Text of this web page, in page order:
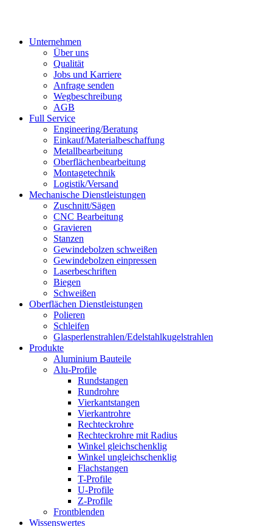
Unternehmen
Über uns
Qualität
Jobs und Karriere
Anfrage senden
Wegbeschreibung
AGB
Full Service
Engineering/Beratung
Einkauf/Materialbeschaffung
Metallbearbeitung
Oberflächenbearbeitung
Montagetechnik
Logistik/Versand
Mechanische Dienstleistungen
Zuschnitt/Sägen
CNC Bearbeitung
Gravieren
Stanzen
Gewindebolzen schweißen
Gewindebolzen einpressen
Laserbeschriften
Biegen
Schweißen
Oberflächen Dienstleistungen
Polieren
Schleifen
Glasperlenstrahlen/Edelstahlkugelstrahlen
Produkte
Aluminium Bauteile
Alu-Profile
Rundstangen
Rundrohre
Vierkantstangen
Vierkantrohre
Rechteckrohre
Rechteckrohre mit Radius
Winkel gleichschenklig
Winkel ungleichschenklig
Flachstangen
T-Profile
U-Profile
Z-Profile
Frontblenden
Wissenswertes